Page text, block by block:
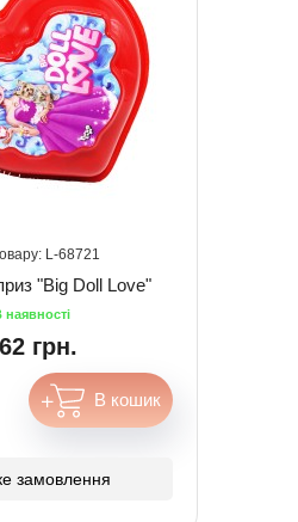
68721
"Big Doll Love"
грн.
замовлення